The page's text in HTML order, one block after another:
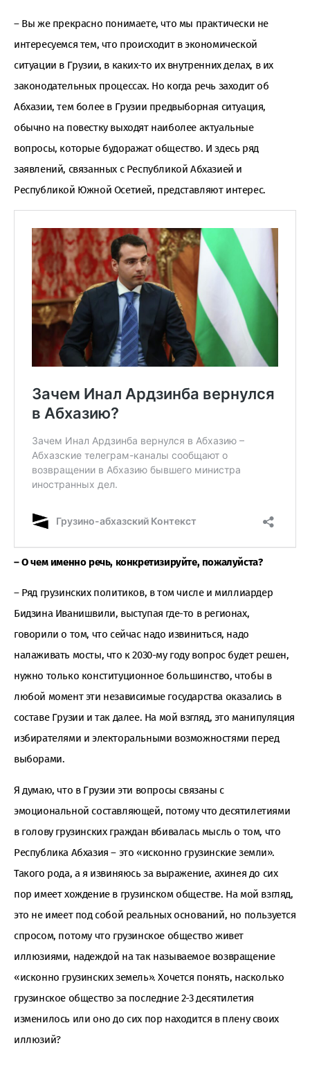
– Вы же прекрасно понимаете, что мы практически не
интересуемся тем, что происходит в экономической
ситуации в Грузии, в каких-то их внутренних делах, в их
законодательных процессах. Но когда речь заходит об
Абхазии, тем более в Грузии предвыборная ситуация,
обычно на повестку выходят наиболее актуальные
вопросы, которые будоражат общество. И здесь ряд
заявлений, связанных с Республикой Абхазией и
Республикой Южной Осетией, представляют интерес.
– О чем именно речь, конкретизируйте, пожалуйста?
– Ряд грузинских политиков, в том числе и миллиардер
Бидзина Иванишвили, выступая где-то в регионах,
говорили о том, что сейчас надо извиниться, надо
налаживать мосты, что к 2030-му году вопрос будет решен,
нужно только конституционное большинство, чтобы в
любой момент эти независимые государства оказались в
составе Грузии и так далее. На мой взгляд, это манипуляция
избирателями и электоральными возможностями перед
выборами.
Я думаю, что в Грузии эти вопросы связаны с
эмоциональной составляющей, потому что десятилетиями
в голову грузинских граждан вбивалась мысль о том, что
Республика Абхазия – это «исконно грузинские земли».
Такого рода, а я извиняюсь за выражение, ахинея до сих
пор имеет хождение в грузинском обществе. На мой взгляд,
это не имеет под собой реальных оснований, но пользуется
спросом, потому что грузинское общество живет
иллюзиями, надеждой на так называемое возвращение
«исконно грузинских земель». Хочется понять, насколько
грузинское общество за последние 2-3 десятилетия
изменилось или оно до сих пор находится в плену своих
иллюзий?